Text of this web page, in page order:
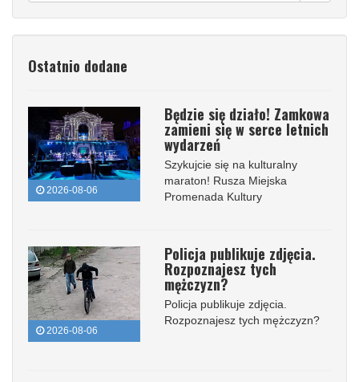
Ostatnio dodane
2026-08-06
Będzie się działo! Zamkowa
zamieni się w serce letnich
wydarzeń
Szykujcie się na kulturalny
maraton! Rusza Miejska
Promenada Kultury
2026-08-06
Policja publikuje zdjęcia.
Rozpoznajesz tych
mężczyzn?
Policja publikuje zdjęcia.
Rozpoznajesz tych mężczyzn?